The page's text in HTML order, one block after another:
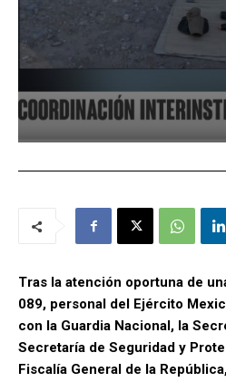
Tras la atención oportuna de
089, personal del Ejército
con la Guardia Nacional, la
Secretaría de Seguridad y
Fiscalía General de la